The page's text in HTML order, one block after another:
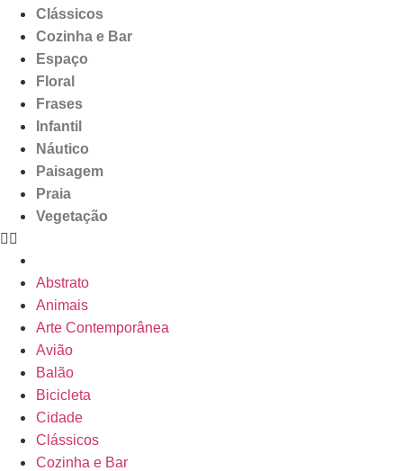
Clássicos
Cozinha e Bar
Espaço
Floral
Frases
Infantil
Náutico
Paisagem
Praia
Vegetação
Abstrato
Animais
Arte Contemporânea
Avião
Balão
Bicicleta
Cidade
Clássicos
Cozinha e Bar